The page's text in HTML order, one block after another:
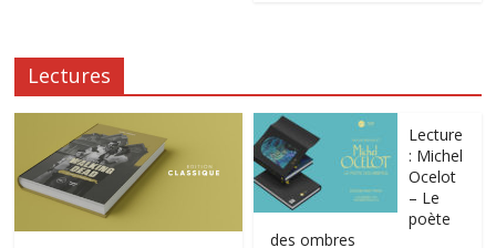
Lectures
Lecture
: Michel
Ocelot
– Le
poète
des ombres